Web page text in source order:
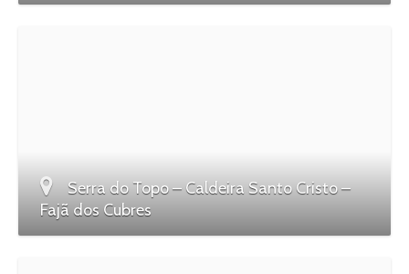
Serra do Topo – Caldeira Santo Cristo –
Fajã dos Cubres